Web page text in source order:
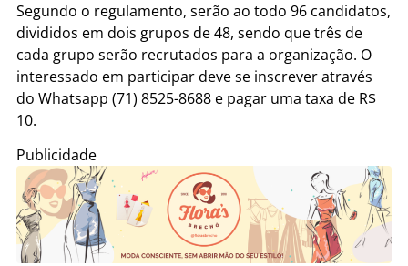
Segundo o regulamento, serão ao todo 96 candidatos,
divididos em dois grupos de 48, sendo que três de
cada grupo serão recrutados para a organização. O
interessado em participar deve se inscrever através
do Whatsapp (71) 8525-8688 e pagar uma taxa de R$
10.
Publicidade